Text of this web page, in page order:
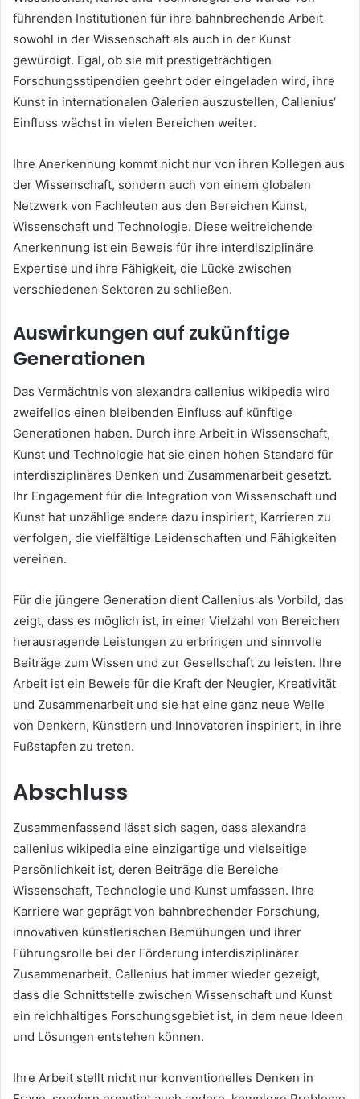
führenden Institutionen für ihre bahnbrechende Arbeit
sowohl in der Wissenschaft als auch in der Kunst
gewürdigt. Egal, ob sie mit prestigeträchtigen
Forschungsstipendien geehrt oder eingeladen wird, ihre
Kunst in internationalen Galerien auszustellen, Callenius‘
Einfluss wächst in vielen Bereichen weiter.
Ihre Anerkennung kommt nicht nur von ihren Kollegen aus
der Wissenschaft, sondern auch von einem globalen
Netzwerk von Fachleuten aus den Bereichen Kunst,
Wissenschaft und Technologie. Diese weitreichende
Anerkennung ist ein Beweis für ihre interdisziplinäre
Expertise und ihre Fähigkeit, die Lücke zwischen
verschiedenen Sektoren zu schließen.
Auswirkungen auf zukünftige
Generationen
Das Vermächtnis von alexandra callenius wikipedia wird
zweifellos einen bleibenden Einfluss auf künftige
Generationen haben. Durch ihre Arbeit in Wissenschaft,
Kunst und Technologie hat sie einen hohen Standard für
interdisziplinäres Denken und Zusammenarbeit gesetzt.
Ihr Engagement für die Integration von Wissenschaft und
Kunst hat unzählige andere dazu inspiriert, Karrieren zu
verfolgen, die vielfältige Leidenschaften und Fähigkeiten
vereinen.
Für die jüngere Generation dient Callenius als Vorbild, das
zeigt, dass es möglich ist, in einer Vielzahl von Bereichen
herausragende Leistungen zu erbringen und sinnvolle
Beiträge zum Wissen und zur Gesellschaft zu leisten. Ihre
Arbeit ist ein Beweis für die Kraft der Neugier, Kreativität
und Zusammenarbeit und sie hat eine ganz neue Welle
von Denkern, Künstlern und Innovatoren inspiriert, in ihre
Fußstapfen zu treten.
Abschluss
Zusammenfassend lässt sich sagen, dass alexandra
callenius wikipedia eine einzigartige und vielseitige
Persönlichkeit ist, deren Beiträge die Bereiche
Wissenschaft, Technologie und Kunst umfassen. Ihre
Karriere war geprägt von bahnbrechender Forschung,
innovativen künstlerischen Bemühungen und ihrer
Führungsrolle bei der Förderung interdisziplinärer
Zusammenarbeit. Callenius hat immer wieder gezeigt,
dass die Schnittstelle zwischen Wissenschaft und Kunst
ein reichhaltiges Forschungsgebiet ist, in dem neue Ideen
und Lösungen entstehen können.
Ihre Arbeit stellt nicht nur konventionelles Denken in